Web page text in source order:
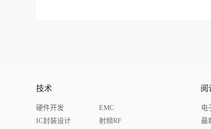
技术
硬件开发
EMC
IC封装设计
射频RF
阅
电
最